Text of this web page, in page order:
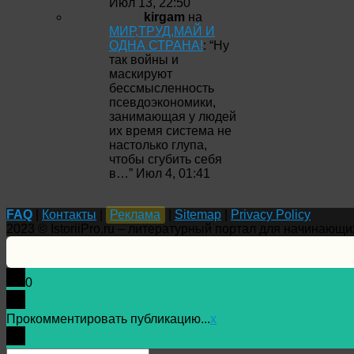
Июл 13, 22:50
kirgam на
МИР,ТРУД,МАЙ И
ОДНА СТРАНА!: “Ну
так войны и
маскируют
бессмысленность
псевдоэкономики,
занимающая у людей
их время система не
настолько глупа,
чтобы сгубить себя
в…” Июл 4, 01:41
FAQ Контакты Реклама Sitemap
Privacy Policy
0
Прокомментировать публикацию...x